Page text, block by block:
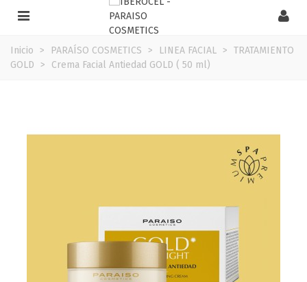
Inicio > PARAÍSO COSMETICS > LINEA FACIAL > TRATAMIENTO
GOLD > Crema Facial Antiedad GOLD ( 50 ml)